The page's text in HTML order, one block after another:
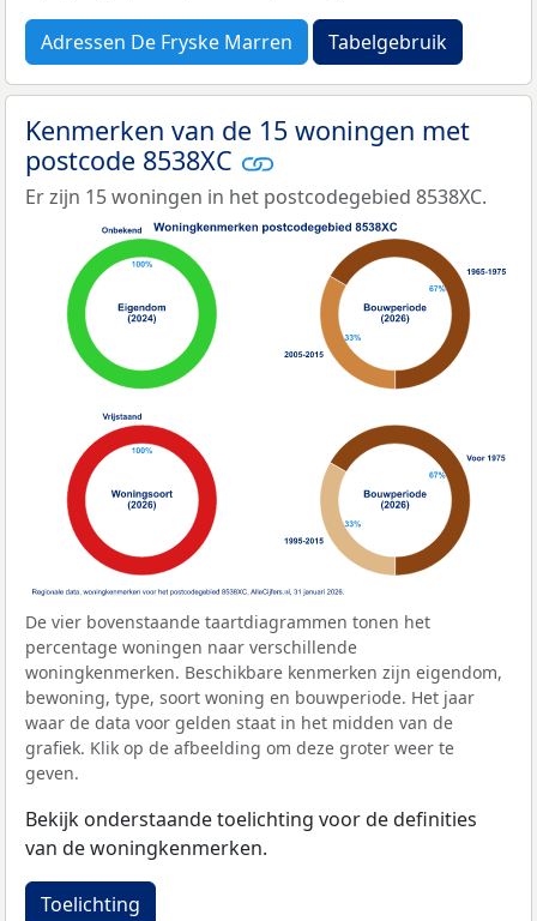
Adressen De Fryske Marren Tabelgebruik
Kenmerken van de 15 woningen met
postcode 8538XC
Er zijn 15 woningen in het postcodegebied 8538XC.
De vier bovenstaande taartdiagrammen tonen het
percentage woningen naar verschillende
woningkenmerken. Beschikbare kenmerken zijn eigendom,
bewoning, type, soort woning en bouwperiode. Het jaar
waar de data voor gelden staat in het midden van de
grafiek. Klik op de afbeelding om deze groter weer te
geven.
Bekijk onderstaande toelichting voor de definities
van de woningkenmerken.
Toelichting